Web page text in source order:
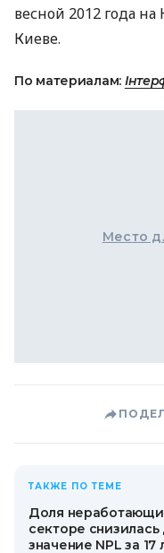
весной 2012 года на
Киеве.
По материалам:
Место
ТАКЖЕ ПО ТЕМЕ
Доля
секторе снизилась
значение NPL за 17